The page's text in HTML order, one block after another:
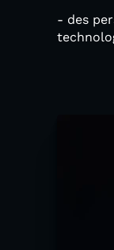
- des